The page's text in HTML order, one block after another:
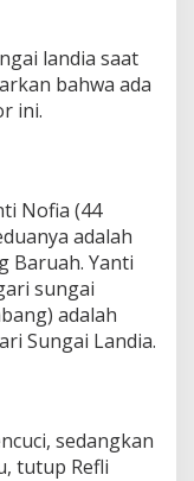
landia saat
bahwa ada
ini.
Nofia (44
adalah
Baruah. Yanti
sungai
adalah
Sungai Landia.
sedangkan
tutup Refli